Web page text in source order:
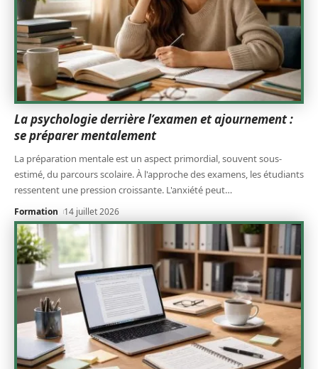
La psychologie derrière l’examen et ajournement :
se préparer mentalement
La préparation mentale est un aspect primordial, souvent sous-
estimé, du parcours scolaire. À l'approche des examens, les étudiants
ressentent une pression croissante. L'anxiété peut…
Formation 14 juillet 2026